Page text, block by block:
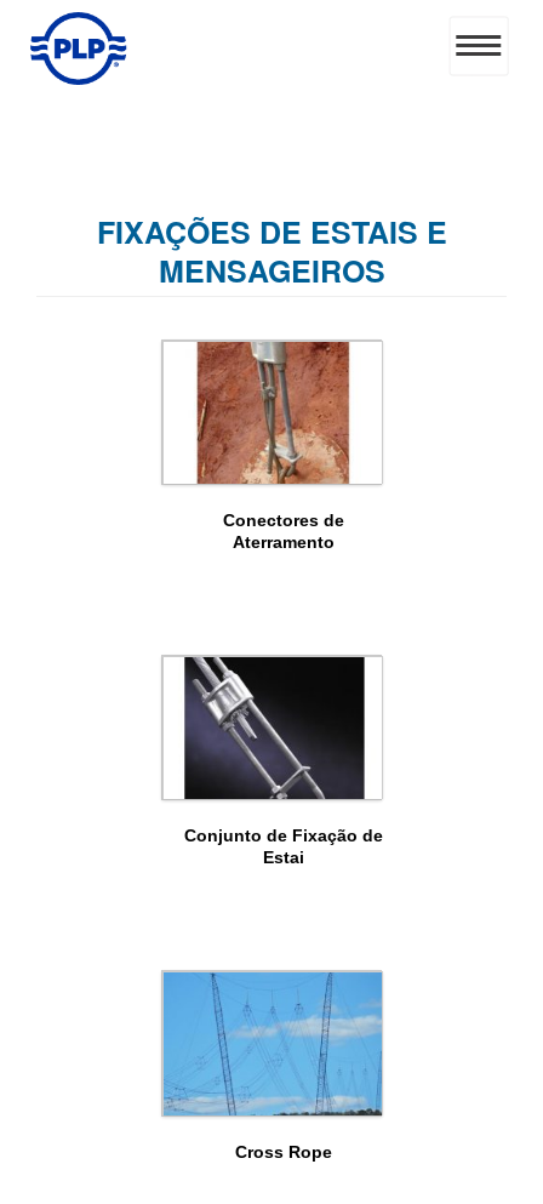
FIXAÇÕES DE ESTAIS E
MENSAGEIROS
Conectores de
Aterramento
Conjunto de Fixação de
Estai
Cross Rope